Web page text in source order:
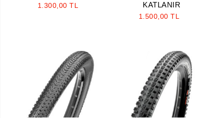
1.300,00 TL
KATLANIR
1.500,00 TL